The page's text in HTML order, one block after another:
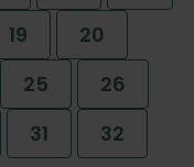
19
20
25
26
31
32